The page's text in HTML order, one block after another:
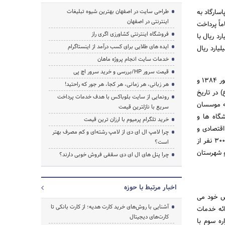
بانک پاسارگاد به
3500 میلیارد ریال که تماماً پرداخت
رقم 2000 میلیارد ریال به وسیله موسسان پرداخت شده و 1500 میلیارد ریال با
34000 نفر خریداری شده است. در حال حاضر سرمایه بانک پاسارگاد 65.520 میلیارد ریال
پذیره نویسی بانک در 11 اَمرداد 1384 انجام، مجمع موسس در 5 شهریور 1384 برگزار، مجوز تاسیس در 13 شهریور 1384 و
(ع) در تاریخ
موسسان
انجمنهای علمی دانشگاه ها و
اقتصادی و
صندوق بازنشستگی، گروه صنعت، گروه پیمانکاران ، 160 نفر از انبوه سازان و سرمایه گذاران در بخش مسکن ، 300 نفر از
شعبه بانک در تهران و شهرستان
خود می
خدمات
سوم با
طراحی سایت در اصفهان بهترین شیوه تبلیغات
اینترنتی در اصفهان
فروشگاه اینترنتی کشاورزی اگری راز
ایده های طلایی برای کسب درآمد از اینستاگرام
خدمات سایت انجام پروژه ماهان
قیمت سرور HP/بررسی و خرید سرور اچ پی
هر زبانی، هر زمانی، هر کجا، هر جور که راحتید!
رونمایی از سایت بلوباکس با هدف خدمات پرداخت
سریع با نازلترین قیمت
خرید تلگرام پرمیوم با ارزان ترین قیمت
چرا لامپ ال ای دی از لامپ رشته‌ای و کم مصرف بهتر
است؟
چرا پنل های ال ای دی سقفی فروش خوبی دارند؟
اخبار مرتبط با حوزه
آشنایی با روش‌های خرید کارت هدیه؛ از کارت بانکی تا
کارت‌های دیجیتال